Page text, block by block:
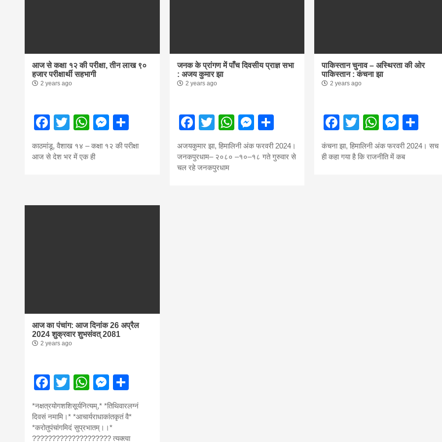
आज से कक्षा १२ की परीक्षा, तीन लाख ९०
हजार परीक्षार्थी सहभागी
2 years ago
Facebook
TwitterWhatsApp
Messenger
काठमांडू, वैशाख १४ – कक्षा १२ की परीक्षा
आज से देश भर में एक ही
जनक के प्रांगण में पाँच दिवसीय प्राज्ञ सभा
: अजय कुमार झा
2 years ago
Facebook
TwitterWhatsApp
Messenger
अजयकुमार झा, हिमालिनी अंक फरवरी 2024।
जनकपुरधाम– २०८० –१०–१८ गते गुरुवार से
चल रहे जनकपुरधाम
पाकिस्तान चुनाव – अस्थिरता की ओर
पाकिस्तान : कंचना झा
2 years ago
Facebook
Twitter
कंचना झा, हिमालिनी अंक फरवरी 2024। सच
ही कहा गया है कि राजनीति में कब
आज का पंचांग: आज दिनांक 26 अप्रैल
2024 शुक्रवार शुभसंवत् 2081
2 years ago
Facebook
TwitterWhatsApp
Messenger
*नक्षत्रयोगशशिसूर्यनित्यम्,* *तिथिवारलग्नं
दिवसं नमामि।* *आचार्यराधाकांतकृतं वै*
*करोतुपंचांगमिदं सुप्रभातम्।।*
???????????????????? त्यक्त्वा